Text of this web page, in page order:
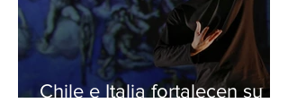
Chile e Italia fortalecen su